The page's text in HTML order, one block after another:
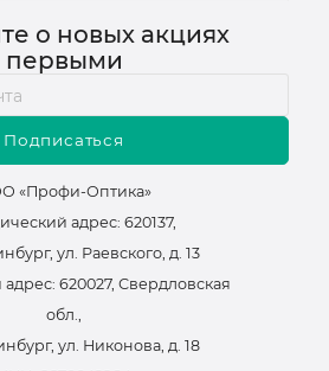
о новых акциях
первыми
Подписаться
«Профи-Оптика»
адрес: 620137,
ул. Раевского, д. 13
620027, Свердловская
обл.,
ул. Никонова, д. 18